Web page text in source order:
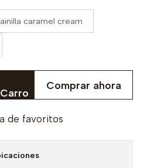
caramel cream
Comprar ahora
de favoritos